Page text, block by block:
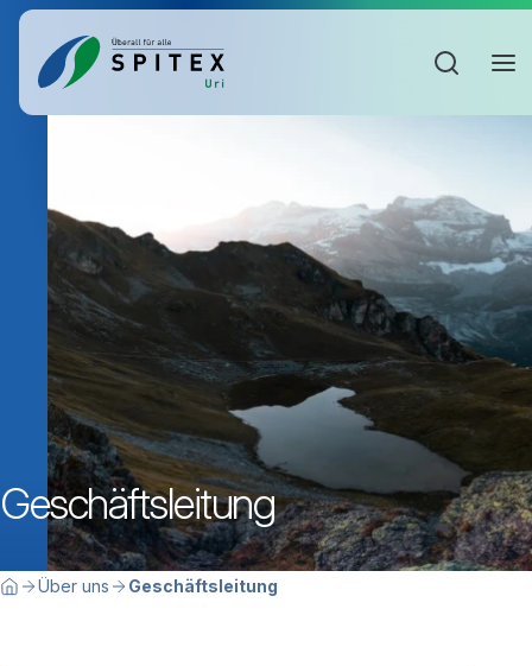
Geschäftsleitung
Breadcrumbnavigation
Sie befinden sich hier:
HomeÜber uns Geschäftsleitung